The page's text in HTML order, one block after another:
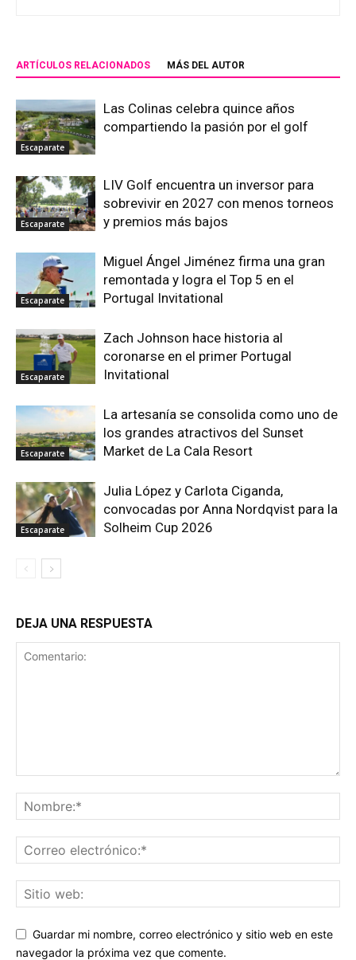
ARTÍCULOS RELACIONADOS MÁS DEL AUTOR
Escaparate
Las Colinas celebra quince años
compartiendo la pasión por el golf
Escaparate
LIV Golf encuentra un inversor para
sobrevivir en 2027 con menos torneos
y premios más bajos
Escaparate
Miguel Ángel Jiménez firma una gran
remontada y logra el Top 5 en el
Portugal Invitational
Escaparate
Zach Johnson hace historia al
coronarse en el primer Portugal
Invitational
Escaparate
La artesanía se consolida como uno de
los grandes atractivos del Sunset
Market de La Cala Resort
Escaparate
Julia López y Carlota Ciganda,
convocadas por Anna Nordqvist para la
Solheim Cup 2026
DEJA UNA RESPUESTA
Guardar mi nombre, correo electrónico y sitio web en este
navegador la próxima vez que comente.